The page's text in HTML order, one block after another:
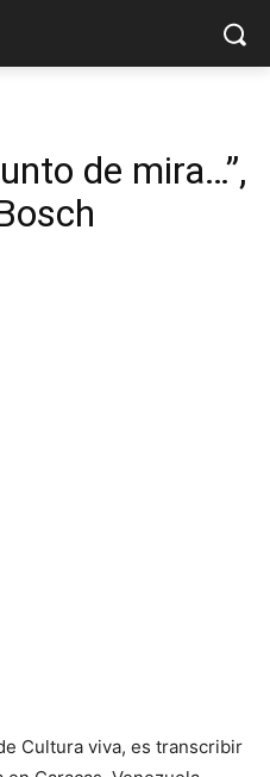
de mira…”,
Cultura viva, es transcribir